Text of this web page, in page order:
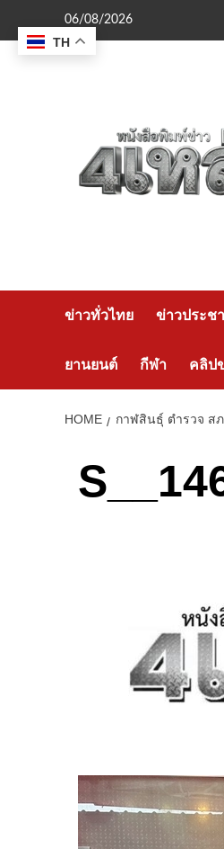
content
06/08/2026
ข่าวทั่วไทย ข่าวประช
ยานยนต์ กีฬา คลิป
HOME กาฬสินธุ์ ตำรวจ ส
TH